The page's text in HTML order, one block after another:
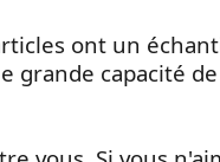
ont un
grande capacité